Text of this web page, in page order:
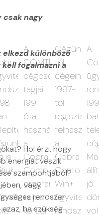
csak nagy
különböző
fogalmazni a
Hol érzi, hogy
energiát veszik
szempontjából?
vagy
rendszer
ha szükség